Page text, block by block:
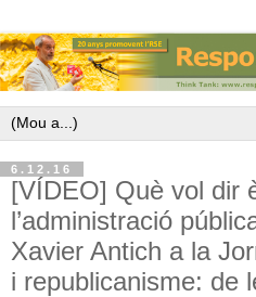
6.12.16
[VÍDEO] Què vol dir
l’administració
Xavier Antich a la
i republicanisme: de